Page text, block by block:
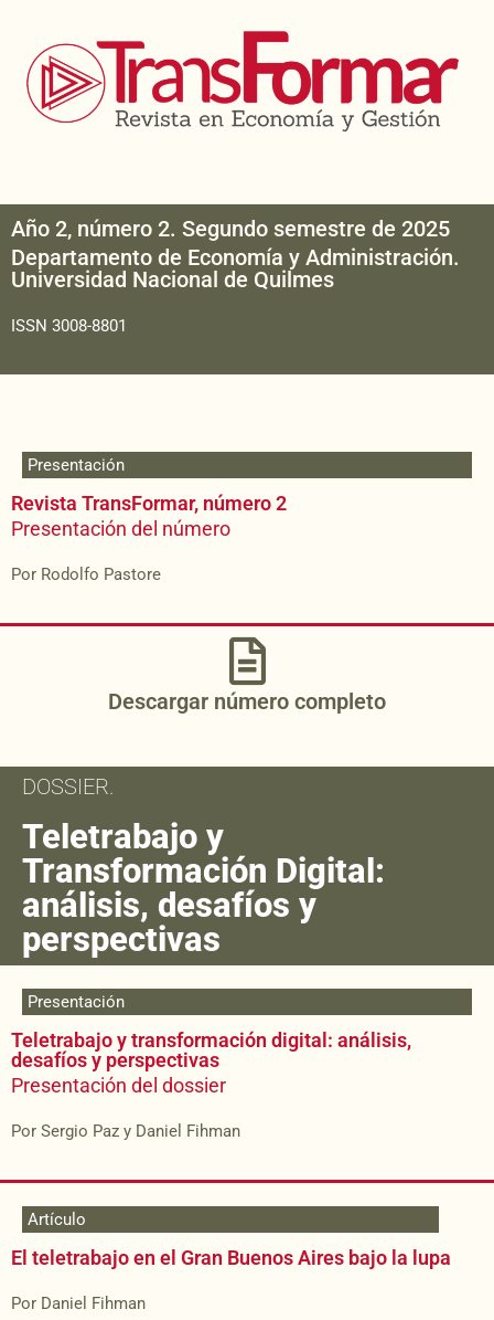
Año 2, número 2. Segundo semestre de 2025
Departamento de Economía y Administración.
Universidad Nacional de Quilmes
ISSN 3008-8801
Presentación
Revista TransFormar, número 2
Presentación del número
Por Rodolfo Pastore
Descargar número completo
DOSSIER.
Teletrabajo y
Transformación Digital:
análisis, desafíos y
perspectivas
Presentación
Teletrabajo y transformación digital: análisis,
desafíos y perspectivas
Presentación del dossier
Por Sergio Paz y Daniel Fihman
Artículo
El teletrabajo en el Gran Buenos Aires bajo la lupa
Por Daniel Fihman